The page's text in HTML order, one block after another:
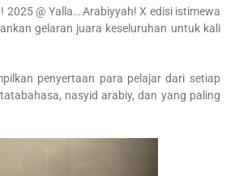
@ Yalla… Arabiyyah! X edisi istimewa
gelaran juara keseluruhan untuk kali
penyertaan para pelajar dari setiap
nasyid arabiy, dan yang paling